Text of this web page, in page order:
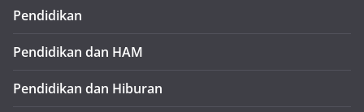
Pendidikan
Pendidikan dan HAM
Pendidikan dan Hiburan